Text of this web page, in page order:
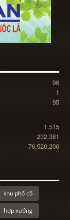
96
1
95
1,515
232,381
76,520,206
khu phố cổ
hợp xướng